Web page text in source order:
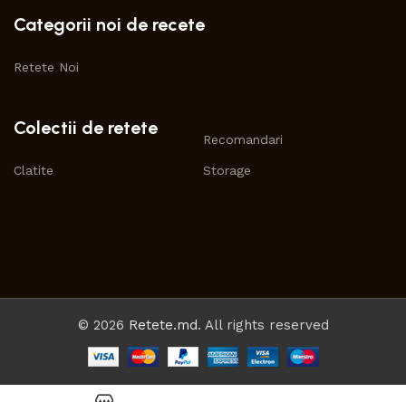
Categorii noi de recete
Retete Noi
Colectii de retete
Clatite
Recomandari
Storage
© 2026 Retete.md. All rights reserved